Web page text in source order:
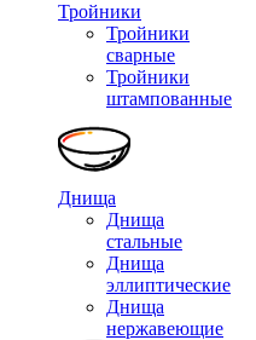
Тройники
Тройники
сварные
Тройники
штампованные
Днища
Днища
стальные
Днища
эллиптические
Днища
нержавеющие